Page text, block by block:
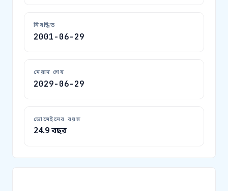
নিবন্ধিত
2001-06-29
মেয়াদ শেষ
2029-06-29
ডোমেইনের বয়স
24.9 বছর